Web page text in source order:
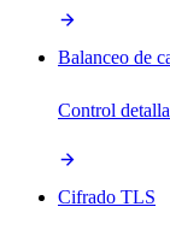
Balanceo de
Control
Cifrado TLS